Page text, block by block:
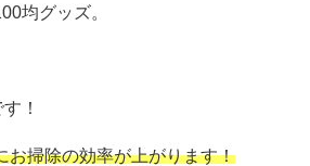
均グッズ。
！
お掃除の効率が上がります！